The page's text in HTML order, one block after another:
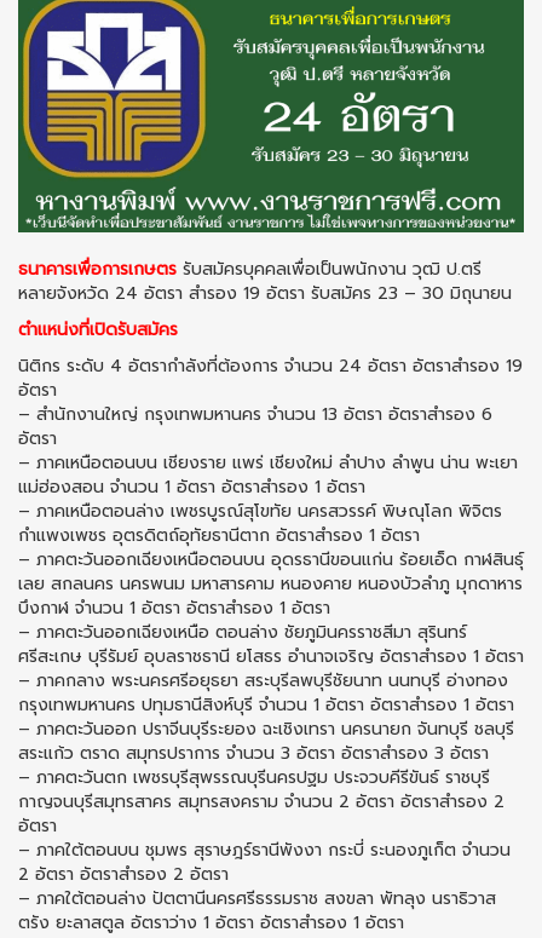
ธนาคารเพื่อการเกษตร รับสมัครบุคคลเพื่อเป็นพนักงาน วุฒิ ป.ตรี
หลายจังหวัด 24 อัตรา สำรอง 19 อัตรา รับสมัคร 23 – 30 มิถุนายน
ตำแหน่งที่เปิดรับสมัคร
นิติกร ระดับ 4 อัตรากำลังที่ต้องการ จำนวน 24 อัตรา อัตราสำรอง 19
อัตรา
– สำนักงานใหญ่ กรุงเทพมหานคร จำนวน 13 อัตรา อัตราสำรอง 6
อัตรา
– ภาคเหนือตอนบน เชียงราย แพร่ เชียงใหม่ ลำปาง ลำพูน น่าน พะเยา
แม่ฮ่องสอน จำนวน 1 อัตรา อัตราสำรอง 1 อัตรา
– ภาคเหนือตอนล่าง เพชรบูรณ์สุโขทัย นครสวรรค์ พิษณุโลก พิจิตร
กำแพงเพชร อุตรดิตถ์อุทัยธานีตาก อัตราสำรอง 1 อัตรา
– ภาคตะวันออกเฉียงเหนือตอนบน อุดรธานีขอนแก่น ร้อยเอ็ด กาฬสินธุ์
เลย สกลนคร นครพนม มหาสารคาม หนองคาย หนองบัวลำภู มุกดาหาร
บึงกาฬ จำนวน 1 อัตรา อัตราสำรอง 1 อัตรา
– ภาคตะวันออกเฉียงเหนือ ตอนล่าง ชัยภูมินครราชสีมา สุรินทร์
ศรีสะเกษ บุรีรัมย์ อุบลราชธานี ยโสธร อำนาจเจริญ อัตราสำรอง 1 อัตรา
– ภาคกลาง พระนครศรีอยุธยา สระบุรีลพบุรีชัยนาท นนทบุรี อ่างทอง
กรุงเทพมหานคร ปทุมธานีสิงห์บุรี จำนวน 1 อัตรา อัตราสำรอง 1 อัตรา
– ภาคตะวันออก ปราจีนบุรีระยอง ฉะเชิงเทรา นครนายก จันทบุรี ชลบุรี
สระแก้ว ตราด สมุทรปราการ จำนวน 3 อัตรา อัตราสำรอง 3 อัตรา
– ภาคตะวันตก เพชรบุรีสุพรรณบุรีนครปฐม ประจวบคีรีขันธ์ ราชบุรี
กาญจนบุรีสมุทรสาคร สมุทรสงคราม จำนวน 2 อัตรา อัตราสำรอง 2
อัตรา
– ภาคใต้ตอนบน ชุมพร สุราษฎร์ธานีพังงา กระบี่ ระนองภูเก็ต จำนวน
2 อัตรา อัตราสำรอง 2 อัตรา
– ภาคใต้ตอนล่าง ปัตตานีนครศรีธรรมราช สงขลา พัทลุง นราธิวาส
ตรัง ยะลาสตูล อัตราว่าง 1 อัตรา อัตราสำรอง 1 อัตรา